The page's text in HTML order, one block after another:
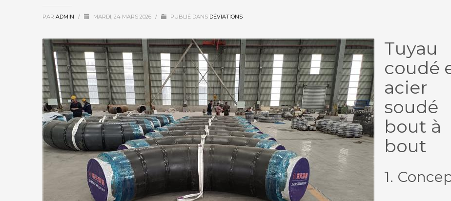
PAR ADMIN / MARDI, 24 MARS 2026 / PUBLIÉ DANS DÉVIATIONS
Tuyau
coudé
acier
soudé
bout à
bout
1.